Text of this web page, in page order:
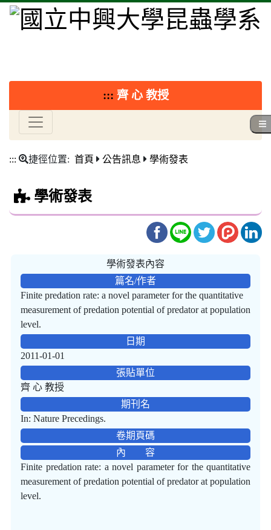
::: 齊 心 教授
::: 捷徑位置: 首頁 公告訊息 學術發表
學術發表
學術發表內容
篇名/作者
Finite predation rate: a novel parameter for the quantitative
measurement of predation potential of predator at population
level.
日期
2011-01-01
張貼單位
齊 心 教授
期刊名
In: Nature Precedings.
卷期頁碼
內 容
Finite predation rate: a novel parameter for the quantitative
measurement of predation potential of predator at population
level.